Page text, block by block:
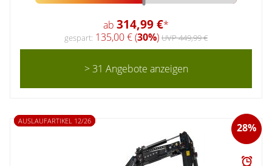
ab 314,99 €*
gespart: 135,00 € (30%) UVP 449,99 €
> 31 Angebote anzeigen
28%
AUSLAUFARTIKEL 12/26